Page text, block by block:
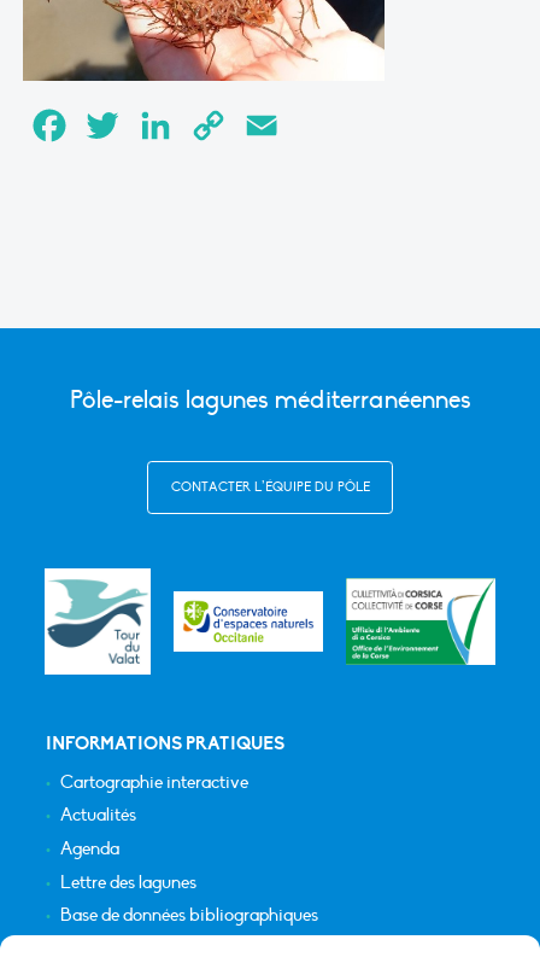
FacebookTwitter LinkedInCopy
Pôle-relais lagunes méditerranéennes
CONTACTER L’ÉQUIPE DU PÔLE
INFORMATIONS PRATIQUES
Cartographie interactive
Actualités
Agenda
Lettre des lagunes
Base de données bibliographiques